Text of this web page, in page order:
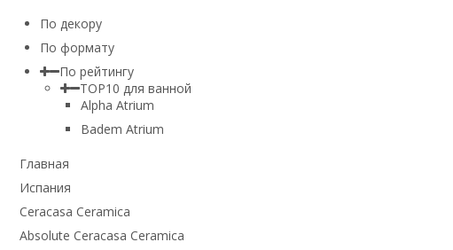
По декору
По формату
По рейтингу
TOP10 для ванной
Alpha Atrium
Badem Atrium
Главная
Испания
Ceracasa Ceramica
Absolute Ceracasa Ceramica